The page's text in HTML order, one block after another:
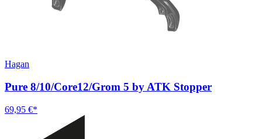
Hagan
Pure 8/10/Core12/Grom 5 by ATK Stopper
69,95 €*